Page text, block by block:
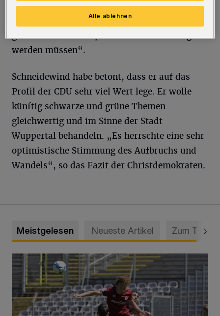
Wichtig sei, „dass die Stadtbezirke nicht nur
im Wahlkampf, sondern vor allem nach einer
gewonnenen Wahl spezifisch berücksichtigt
werden müssen“.
Schneidewind habe betont, dass er auf das
Profil der CDU sehr viel Wert lege. Er wolle
künftig schwarze und grüne Themen
gleichwertig und im Sinne der Stadt
Wuppertal behandeln. „Es herrschte eine sehr
optimistische Stimmung des Aufbruchs und
Wandels“, so das Fazit der Christdemokraten.
Meistgelesen Neueste Artikel Zum Thema
WSV: Übertragung im Barmer Bahnhof und klare Ansage
Alle ablehnen